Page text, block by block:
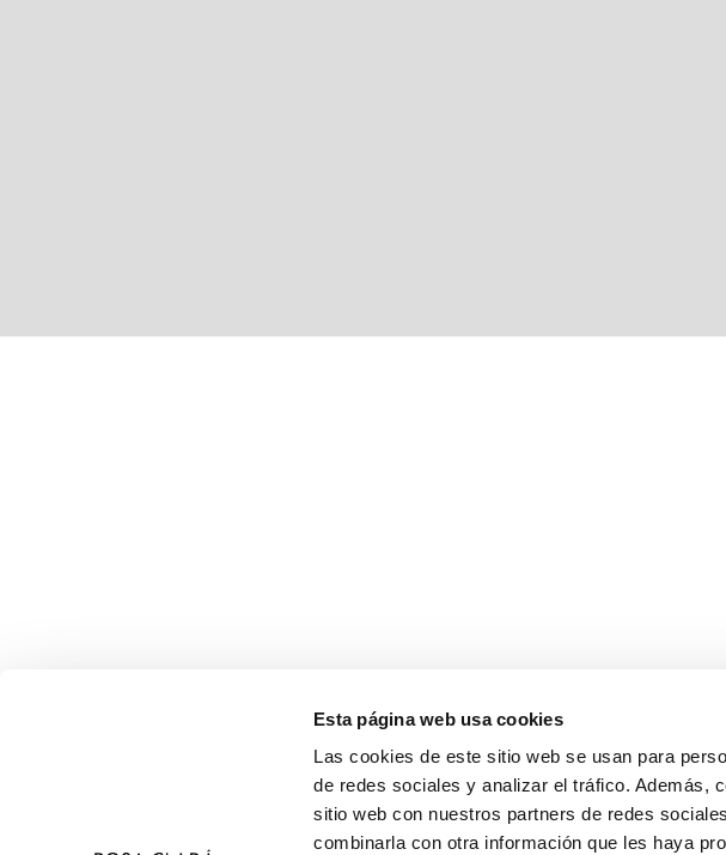
Esta página web usa cookies
Las cookies de este sitio web se usan para
de redes sociales y analizar el tráfico. Además,
sitio web con nuestros partners de redes
combinarla con otra información que les haya